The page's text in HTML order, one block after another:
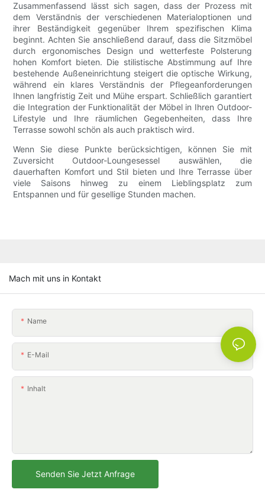
Zusammenfassend lässt sich sagen, dass der Prozess mit
dem Verständnis der verschiedenen Materialoptionen und
ihrer Beständigkeit gegenüber Ihrem spezifischen Klima
beginnt. Achten Sie anschließend darauf, dass die Sitzmöbel
durch ergonomisches Design und wetterfeste Polsterung
hohen Komfort bieten. Die stilistische Abstimmung auf Ihre
bestehende Außeneinrichtung steigert die optische Wirkung,
während ein klares Verständnis der Pflegeanforderungen
Ihnen langfristig Zeit und Mühe erspart. Schließlich garantiert
die Integration der Funktionalität der Möbel in Ihren Outdoor-
Lifestyle und Ihre räumlichen Gegebenheiten, dass Ihre
Terrasse sowohl schön als auch praktisch wird.
Wenn Sie diese Punkte berücksichtigen, können Sie mit
Zuversicht Outdoor-Loungesessel auswählen, die
dauerhaften Komfort und Stil bieten und Ihre Terrasse über
viele Saisons hinweg zu einem Lieblingsplatz zum
Entspannen und für gesellige Stunden machen.
Mach mit uns in Kontakt
Name
E-Mail
Inhalt
Senden Sie Jetzt Anfrage